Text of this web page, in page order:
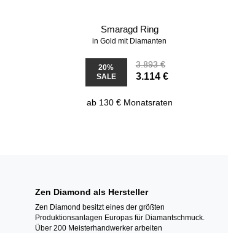
Smaragd Ring
in Gold mit Diamanten
20%
SALE
3.893 €
3.114 €
ab 130 € Monatsraten
Zen Diamond als Hersteller
Zen Diamond besitzt eines der größten
Produktionsanlagen Europas für Diamantschmuck.
Über 200 Meisterhandwerker arbeiten